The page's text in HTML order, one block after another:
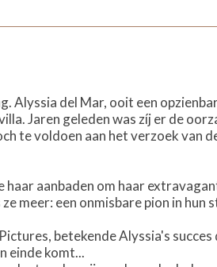
Alyssia del Mar, ooit een
Jaren geleden was zíj er de
te voldoen aan het verzoek van
aanbaden om haar
meer: een onmisbare pion in hun
betekende Alyssia's succes
einde komt...